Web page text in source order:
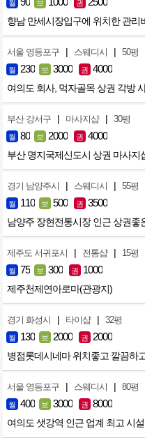
월 보 권
향남 만세시장입구에 위치한 관리
서울 영등포구 | 스웨디시 | 50평
월 230 보 3000 권 4000
여의도 회사, 먹자골목 상권 각방
부산 강서구 | 마사지샵 | 30평
월 80 보 2000 권 4000
부산 명지국제신도시 상권 마사지
경기 남양주시 | 스웨디시 | 55평
월 110 보 500 권 3500
남양주 장현전통시장 인근 상권좋
제주도 서귀포시 | 전통샵 | 15평
월 75 보 300 권 1000
제주천제연아로마(관광지)
경기 화성시 | 타이샵 | 32평
월 130 보 2000 권 2000
병점롯데시네마 위치좋고 깔끔하
서울 영등포구 | 스웨디시 | 80평
월 400 보 3000 권 8000
여의도 샛강역 인근 업계 최고 시